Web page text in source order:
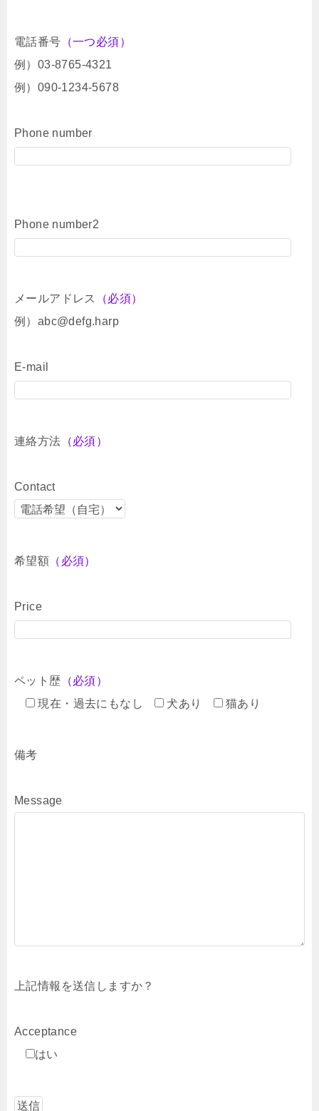
電話番号 （一つ必須）
例）03-8765-4321
例）090-1234-5678
Phone number
Phone number2
メールアドレス
（必須）
例）abc@defg.harp
E-mail
連絡方法 （必須）
Contact
希望額 （必須）
Price
ペット歴 （必須）
現在・過去にもなし
犬あり 猫あり
備考
Message
上記情報を送信しますか？
Acceptance
はい